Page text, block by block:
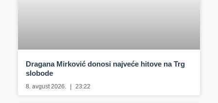
Dragana Mirković donosi najveće hitove na Trg
slobode
8. avgust 2026. 23:22